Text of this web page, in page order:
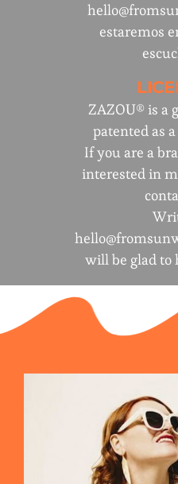
estaremos
ZAZOU® is a
patented as
If you are a
interested in
will be glad to